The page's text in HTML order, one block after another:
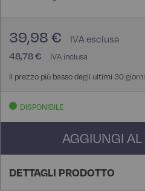
48,78 €
39,98 €
Il prezzo più basso degli ultimi 30
DISPONIBILE
AGGIUNGI AL
DETTAGLI PRODOTTO